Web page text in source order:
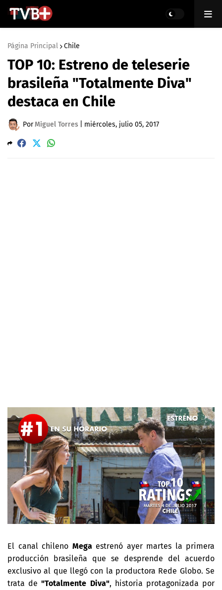
Página Principal Chile
TOP 10: Estreno de teleserie
brasileña "Totalmente Diva"
destaca en Chile
PorMiguel Torres miércoles, julio 05, 2017
El canal chileno Megaestrenó ayer martes la primera
producción brasileña que se desprende del acuerdo
exclusivo al que llegó con la productora Rede Globo. Se
trata de"Totalmente Diva", historia protagonizada por